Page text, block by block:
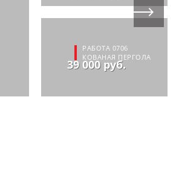
РАБОТА 0706
КОВАНАЯ ПЕРГОЛА
39 000 руб.